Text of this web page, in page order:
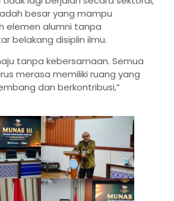
besar yang mampu
elemen alumni tanpa
belakang disiplin ilmu.
tanpa kebersamaan. Semua
merasa memiliki ruang yang
dan berkontribusi,”